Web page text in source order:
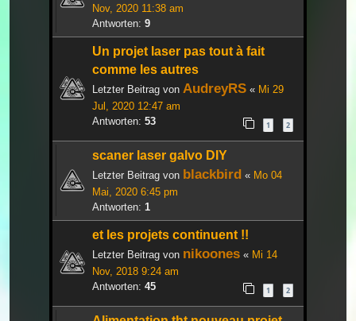
Nov, 2020 11:38 am
Antworten: 9
Un projet laser pas tout à fait
comme les autres
Letzter Beitrag von AudreyRS « Mi 29
Jul, 2020 12:47 am
Antworten: 53 1 2
scaner laser galvo DIY
Letzter Beitrag von blackbird « Mo 04
Mai, 2020 6:45 pm
Antworten: 1
et les projets continuent !!
Letzter Beitrag von nikoones « Mi 14
Nov, 2018 9:24 am
Antworten: 45 1 2